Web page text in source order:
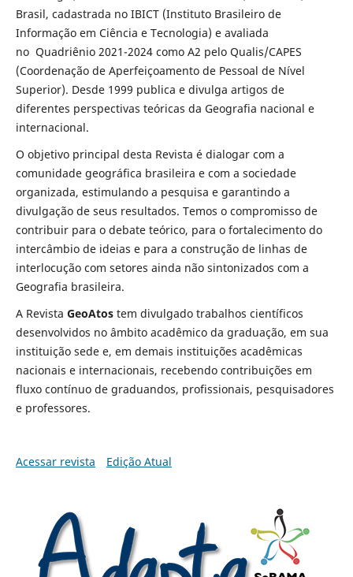
Brasil, cadastrada no IBICT (Instituto Brasileiro de
Informação em Ciência e Tecnologia) e avaliada
no Quadriênio 2021-2024 como A2 pelo Qualis/CAPES
(Coordenação de Aperfeiçoamento de Pessoal de Nível
Superior). Desde 1999 publica e divulga artigos de
diferentes perspectivas teóricas da Geografia nacional e
internacional.
O objetivo principal desta Revista é dialogar com a
comunidade geográfica brasileira e com a sociedade
organizada, estimulando a pesquisa e garantindo a
divulgação de seus resultados. Temos o compromisso de
contribuir para o debate teórico, para o fortalecimento do
intercâmbio de ideias e para a construção de linhas de
interlocução com setores ainda não sintonizados com a
Geografia brasileira.
A Revista GeoAtostem divulgado trabalhos científicos
desenvolvidos no âmbito acadêmico da graduação, em sua
instituição sede e, em demais instituições acadêmicas
nacionais e internacionais, recebendo contribuições em
fluxo contínuo de graduandos, profissionais, pesquisadores
e professores.
Acessar revista Edição Atual